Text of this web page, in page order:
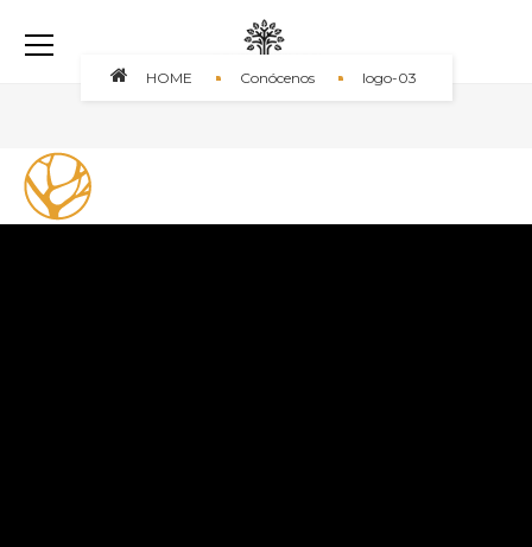
HOME Conócenos logo-03